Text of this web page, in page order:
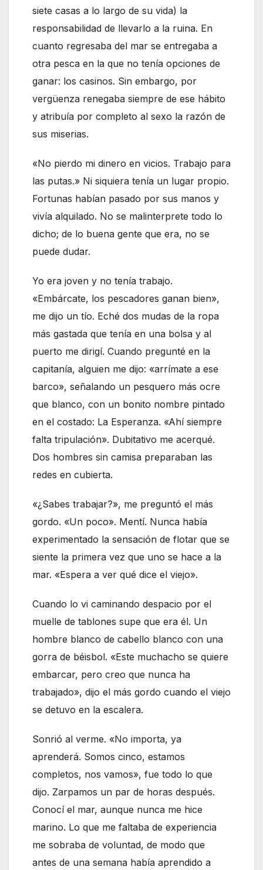
siete casas a lo largo de su vida) la
responsabilidad de llevarlo a la ruina. En
cuanto regresaba del mar se entregaba a
otra pesca en la que no tenía opciones de
ganar: los casinos. Sin embargo, por
vergüenza renegaba siempre de ese hábito
y atribuía por completo al sexo la razón de
sus miserias.
«No pierdo mi dinero en vicios. Trabajo para
las putas.» Ni siquiera tenía un lugar propio.
Fortunas habían pasado por sus manos y
vivía alquilado. No se malinterprete todo lo
dicho; de lo buena gente que era, no se
puede dudar.
Yo era joven y no tenía trabajo.
«Embárcate, los pescadores ganan bien»,
me dijo un tío. Eché dos mudas de la ropa
más gastada que tenía en una bolsa y al
puerto me dirigí. Cuando pregunté en la
capitanía, alguien me dijo: «arrímate a ese
barco», señalando un pesquero más ocre
que blanco, con un bonito nombre pintado
en el costado: La Esperanza. «Ahí siempre
falta tripulación». Dubitativo me acerqué.
Dos hombres sin camisa preparaban las
redes en cubierta.
«¿Sabes trabajar?», me preguntó el más
gordo. «Un poco». Mentí. Nunca había
experimentado la sensación de flotar que se
siente la primera vez que uno se hace a la
mar. «Espera a ver qué dice el viejo».
Cuando lo vi caminando despacio por el
muelle de tablones supe que era él. Un
hombre blanco de cabello blanco con una
gorra de béisbol. «Este muchacho se quiere
embarcar, pero creo que nunca ha
trabajado», dijo el más gordo cuando el viejo
se detuvo en la escalera.
Sonrió al verme. «No importa, ya
aprenderá. Somos cinco, estamos
completos, nos vamos», fue todo lo que
dijo. Zarpamos un par de horas después.
Conocí el mar, aunque nunca me hice
marino. Lo que me faltaba de experiencia
me sobraba de voluntad, de modo que
antes de una semana había aprendido a